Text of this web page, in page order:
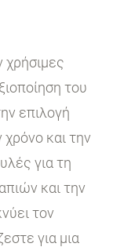
χρήσιμες
του
επιλογή
και την
για τη
και την
τον
για μια